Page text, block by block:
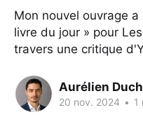
Mon nouvel ouvrage
livre du jour » pour
travers une critique
Aurélien
20 nov. 2024 • 1